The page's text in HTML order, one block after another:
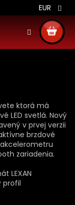
Doprava
EUR
KOŠÍK
ktorá má
LED svetlá. Nový
v prvej verzii
brzdové
zariadenia.
LEXAN
profil